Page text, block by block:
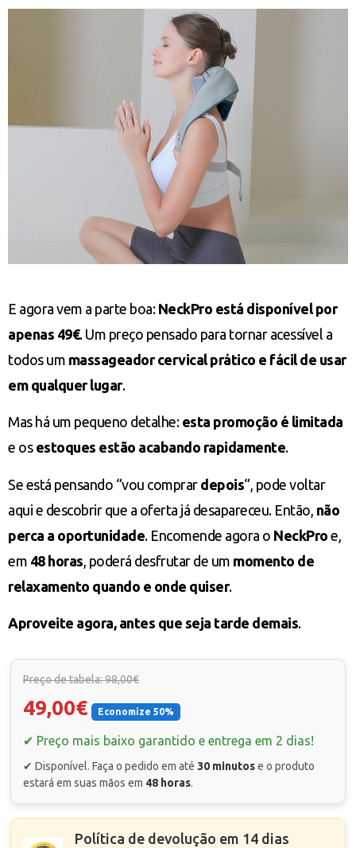
E agora vem a parte boa: NeckPro está disponível por
apenas 49€. Um preço pensado para tornar acessível a
todos um massageador cervical prático e fácil de usar
em qualquer lugar.
Mas há um pequeno detalhe: esta promoção é limitada
e os estoques estão acabando rapidamente.
Se está pensando “vou comprar depois“, pode voltar
aqui e descobrir que a oferta já desapareceu. Então, não
perca a oportunidade. Encomende agora o NeckPro e,
em 48 horas , poderá desfrutar de um momento de
relaxamento quando e onde quiser.
Aproveite agora, antes que seja tarde demais.
Preço de tabela: 98,00€
49,00€ Economize 50%
✔ Preço mais baixo garantido e entrega em 2 dias!
✔ Disponível. Faça o pedido em até 30 minutose o produto
estará em suas mãos em 48 horas.
Política de devolução em 14 dias